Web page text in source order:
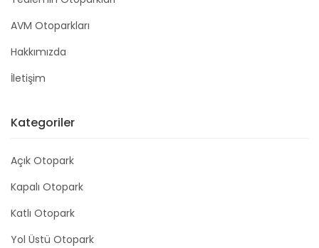
AVM Otoparkları
Hakkımızda
İletişim
Kategoriler
Açık Otopark
Kapalı Otopark
Katlı Otopark
Yol Üstü Otopark